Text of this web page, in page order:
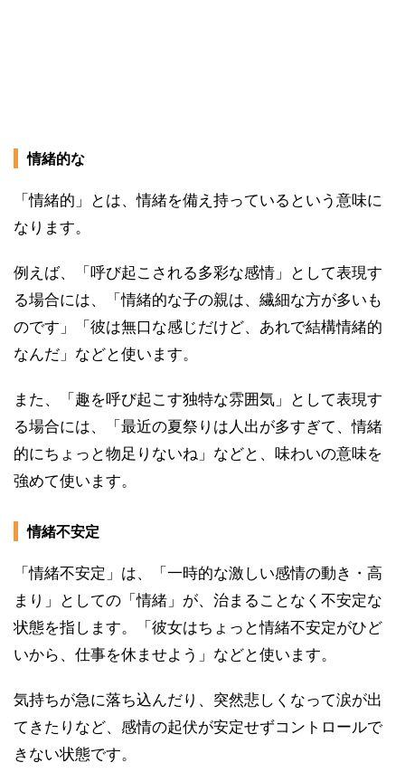
情緒的な
「情緒的」とは、情緒を備え持っているという意味に
なります。
例えば、「呼び起こされる多彩な感情」として表現す
る場合には、「情緒的な子の親は、繊細な方が多いも
のです」「彼は無口な感じだけど、あれで結構情緒的
なんだ」などと使います。
また、「趣を呼び起こす独特な雰囲気」として表現す
る場合には、「最近の夏祭りは人出が多すぎて、情緒
的にちょっと物足りないね」などと、味わいの意味を
強めて使います。
情緒不安定
「情緒不安定」は、「一時的な激しい感情の動き・高
まり」としての「情緒」が、治まることなく不安定な
状態を指します。「彼女はちょっと情緒不安定がひど
いから、仕事を休ませよう」などと使います。
気持ちが急に落ち込んだり、突然悲しくなって涙が出
てきたりなど、感情の起伏が安定せずコントロールで
きない状態です。